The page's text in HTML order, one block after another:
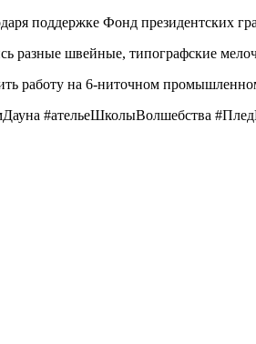
поддержке Фонд президентских
разные швейные, типографские
работу на 6-ниточном
#ательеШколыВолшебства